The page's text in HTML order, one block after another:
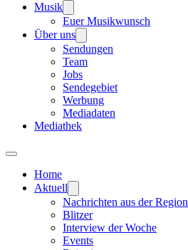
Musik
Euer Musikwunsch
Über uns
Sendungen
Team
Jobs
Sendegebiet
Werbung
Mediadaten
Mediathek
Home
Aktuell
Nachrichten aus der Region
Blitzer
Interview der Woche
Events